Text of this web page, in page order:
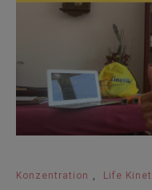
Konzentration , Life